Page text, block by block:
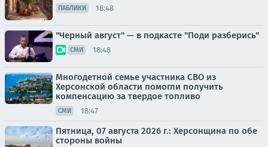
ПАБЛИКИ 18:48
"Черный август" — в подкасте "Поди разберись"
СМИ 18:48
Многодетной семье участника СВО из
Херсонской области помогли получить
компенсацию за твердое топливо
СМИ 18:47
Пятница, 07 августа 2026 г.: Херсонщина по обе
стороны войны